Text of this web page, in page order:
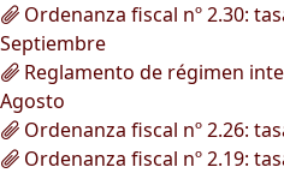
Ordenanza fiscal nº 2.30:
Septiembre
Reglamento de régimen
Agosto
Ordenanza fiscal nº 2.26:
Ordenanza fiscal nº 2.19: